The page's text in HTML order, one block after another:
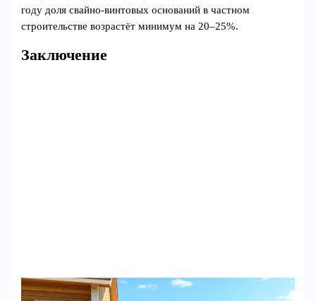
году доля свайно-винтовых оснований в частном
строительстве возрастёт минимум на 20–25%.
Заключение